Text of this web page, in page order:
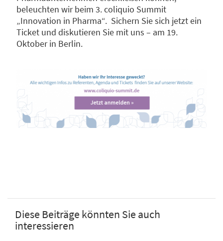
beleuchten wir beim 3. coliquio Summit
„Innovation in Pharma“. Sichern Sie sich jetzt ein
Ticket und diskutieren Sie mit uns – am 19.
Oktober in Berlin.
Diese Beiträge könnten Sie auch
interessieren